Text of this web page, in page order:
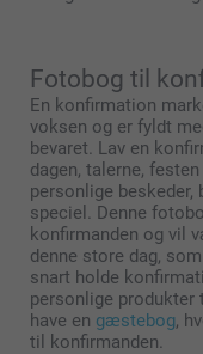
Fotobog til
En konfirmation
voksen og er fyldt
bevaret. Lav en
dagen, talerne,
personlige beskeder,
speciel. Denne
konfirmanden og vil
denne store dag,
snart holde
personlige
have en gæstebog,
til konfirmanden.